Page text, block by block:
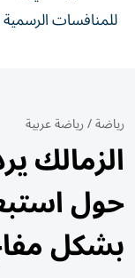
للمنافسات
رياضة/رياضة عربية
الزمالك
حول
بشكل